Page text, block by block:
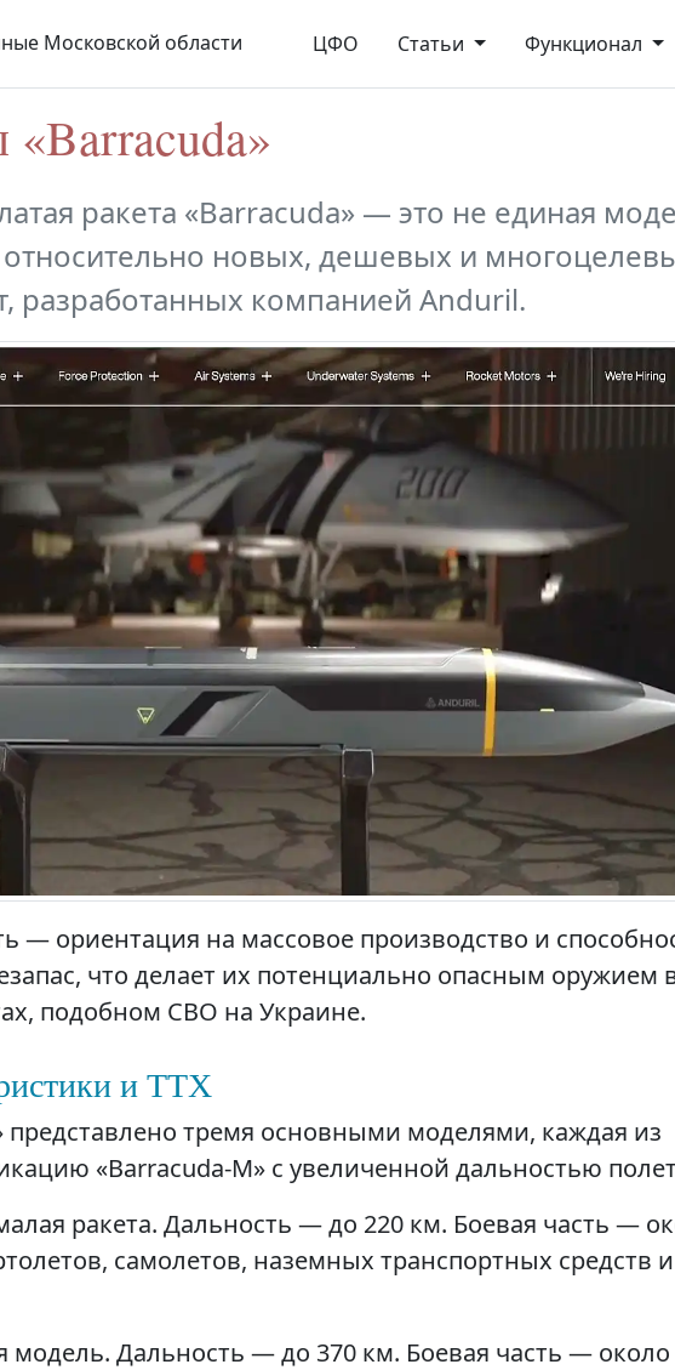
Московской области ЦФО Статьи Функционал
«Barracuda»
ракета «Barracuda» — это не единая
новых, дешевых и
разработанных компанией Anduril.
— ориентация на массовое производство и
что делает их потенциально опасным оружием
подобном СВО на Украине.
и ТТХ
представлено тремя основными моделями, каждая из
«Barracuda-M» с увеличенной дальностью
ракета. Дальность — до 220 км. Боевая часть —
самолетов, наземных транспортных средств и
модель. Дальность — до 370 км. Боевая часть — около